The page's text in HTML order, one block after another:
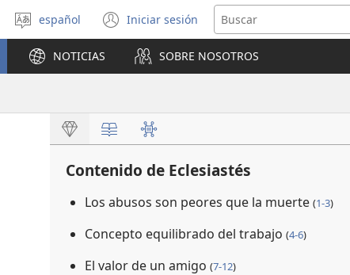
Seleccionar
idioma
español Iniciar sesión
(abre
una
nueva
ventana)
NOTICIAS SOBRE NOSOTROS
Contenido de Eclesiastés
Los abusos son peores que la muerte (1-3)
Concepto equilibrado del trabajo (4-6)
El valor de un amigo (7-12)